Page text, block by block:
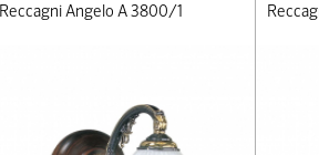
Reccagni Angelo A 3800/1